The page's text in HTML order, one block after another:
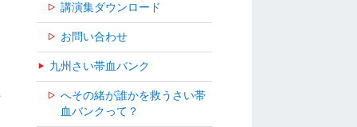
講演集ダウンロード
お問い合わせ
九州さい帯血バンク
へその緒が誰かを救うさい帯
血バンクって？